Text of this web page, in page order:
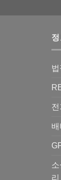
정
법
리